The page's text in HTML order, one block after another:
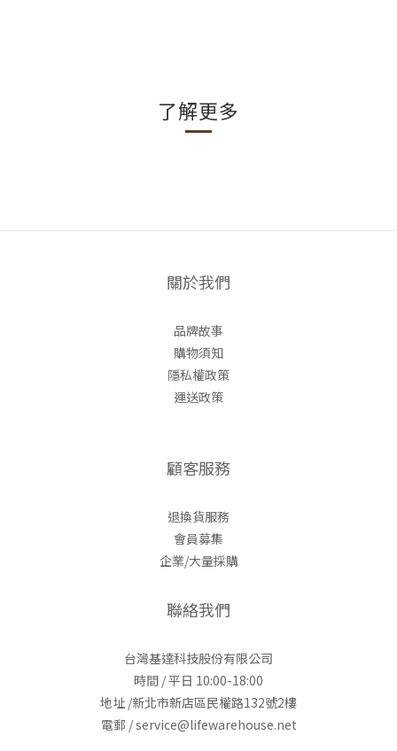
了解更多
關於我們
品牌故事
購物須知
隱私權政策
運送政策
顧客服務
退換貨服務
會員募集
企業/大量採購
聯絡我們
台灣基達科技股份有限公司
時間 / 平日 10:00-18:00
地址 /新北市新店區民權路132號2樓
電郵 / service@lifewarehouse.net